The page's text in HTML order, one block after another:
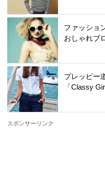
ファッショ
おしゃれブ
プレッピー
「Classy
スポンサーリンク